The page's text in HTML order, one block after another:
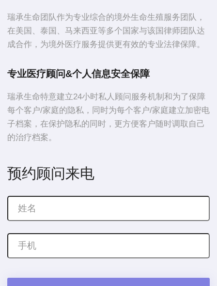
瑞承生命团队作为专业综合的境外生命生殖服务团队，
在美国、泰国、马来西亚等多个国家与该国律师团队达
成合作，为境外医疗服务提供更有效的专业法律保障。
专业医疗顾问&个人信息安全保障
瑞承生命特意建立24小时私人顾问服务机制和为了保障
每个客户/家庭的隐私，同时为每个客户/家庭建立加密电
子档案，在保护隐私的同时，更方便客户随时调取自己
的治疗档案。
预约顾问来电